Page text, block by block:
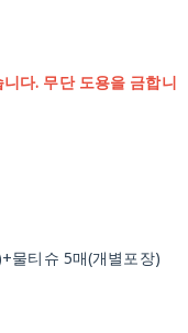
다. 무단 도용을 금합니
물티슈 5매(개별포장)